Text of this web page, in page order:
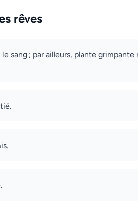
rêves
sang ; par ailleurs, plante grimpante